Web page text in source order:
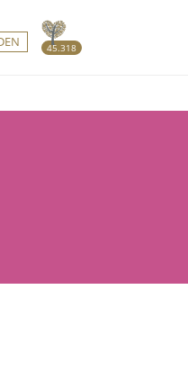
45.318